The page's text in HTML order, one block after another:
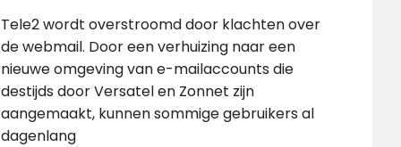
Tele2 wordt overstroomd door klachten over
de webmail. Door een verhuizing naar een
nieuwe omgeving van e-mailaccounts die
destijds door Versatel en Zonnet zijn
aangemaakt, kunnen sommige gebruikers al
dagenlang